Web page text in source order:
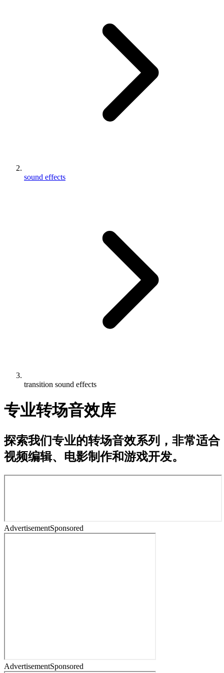
sound effects
transition sound effects
专业转场音效库
探索我们专业的转场音效系列，非常适合
视频编辑、电影制作和游戏开发。
AdvertisementSponsored
AdvertisementSponsored